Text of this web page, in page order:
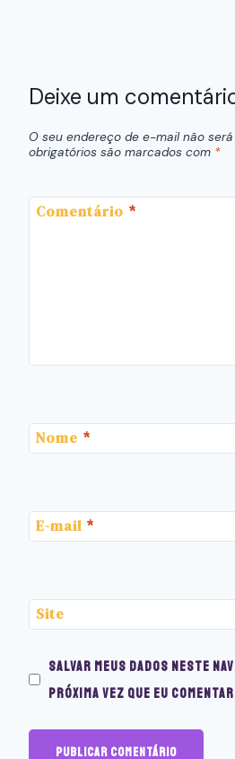
Deixe um
O seu endereço de e-mail não
obrigatórios são marcados com *
Comentário *
Nome *
E-mail *
Site
Salvar meus dados neste
próxima vez que eu